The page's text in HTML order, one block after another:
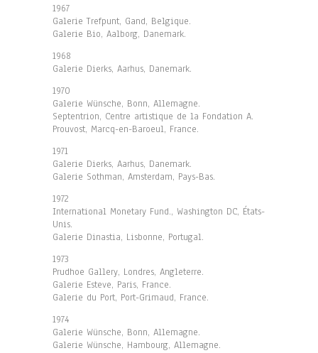
1967
Galerie Trefpunt, Gand, Belgique.
Galerie Bio, Aalborg, Danemark.
1968
Galerie Dierks, Aarhus, Danemark.
1970
Galerie Wünsche, Bonn, Allemagne.
Septentrion, Centre artistique de la Fondation A.
Prouvost, Marcq-en-Baroeul, France.
1971
Galerie Dierks, Aarhus, Danemark.
Galerie Sothman, Amsterdam, Pays-Bas.
1972
International Monetary Fund., Washington DC, États-
Unis.
Galerie Dinastia, Lisbonne, Portugal.
1973
Prudhoe Gallery, Londres, Angleterre.
Galerie Esteve, Paris, France.
Galerie du Port, Port-Grimaud, France.
1974
Galerie Wünsche, Bonn, Allemagne.
Galerie Wünsche, Hambourg, Allemagne.